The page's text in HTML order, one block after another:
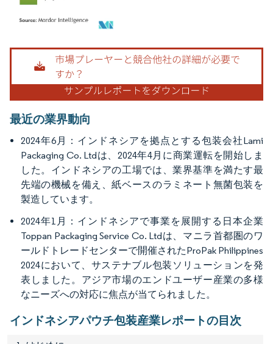
画像 © Mordor Intelligence。再利用にはCC BY 4.0の表示が必要です。
最近の業界動向
2024年6月：インドネシアを拠点とする包装会社Lami
Packaging Co. Ltdは、2024年4月に商業運転を開始しま
した。インドネシアの工場では、業界基準を満たす最
先端の機械を備え、紙ベースのラミネート無菌包装を
製造しています。
2024年1月：インドネシアで事業を展開する日本企業
Toppan Packaging Service Co. Ltdは、マニラ首都圏のワ
ールドトレードセンターで開催されたProPak Philippines
2024において、サステナブル包装ソリューションを発
表しました。アジア市場のエンドユーザー産業の多様
なニーズへの対応に焦点が当てられました。
インドネシアパウチ包装産業レポートの目次